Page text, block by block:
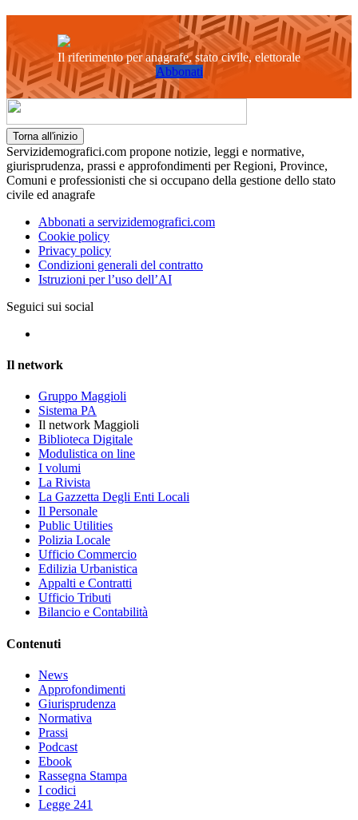
Il riferimento per anagrafe, stato civile, elettorale
Abbonati
Torna all'inizio
Servizidemografici.com propone notizie, leggi e normative,
giurisprudenza, prassi e approfondimenti per Regioni, Province,
Comuni e professionisti che si occupano della gestione dello stato
civile ed anagrafe
Abbonati a servizidemografici.com
Cookie policy
Privacy policy
Condizioni generali del contratto
Istruzioni per l’uso dell’AI
Seguici sui social
Il network
Gruppo Maggioli
Sistema PA
Il network Maggioli
Biblioteca Digitale
Modulistica on line
I volumi
La Rivista
La Gazzetta Degli Enti Locali
Il Personale
Public Utilities
Polizia Locale
Ufficio Commercio
Edilizia Urbanistica
Appalti e Contratti
Ufficio Tributi
Bilancio e Contabilità
Contenuti
News
Approfondimenti
Giurisprudenza
Normativa
Prassi
Podcast
Ebook
Rassegna Stampa
I codici
Legge 241